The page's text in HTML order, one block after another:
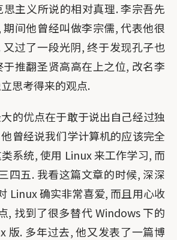
主义所说的相对真理. 李宗吾先
间他曾经叫做李宗儒, 代表他很
过了一段光阴, 终于发现孔子也
推翻圣贤高高在上之位, 改名李
思考得来的观点.
的优点在于敢于说出自己经过独
曾经说我们学计算机的应该完全
系统, 使用 Linux 来工作学习, 而
四五. 我看这篇文章的时候, 深深
Linux 确实非常喜爱, 而且用心收
, 找到了很多替代 Windows 下的
版. 多年过去, 他又发表了一篇博